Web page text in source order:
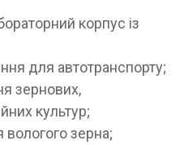
корпус із
для автотранспорту;
зернових,
культур;
вологого зерна;